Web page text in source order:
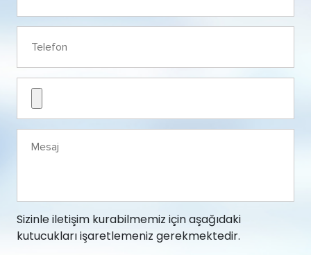
Sizinle iletişim kurabilmemiz için aşağıdaki
kutucukları işaretlemeniz gerekmektedir.